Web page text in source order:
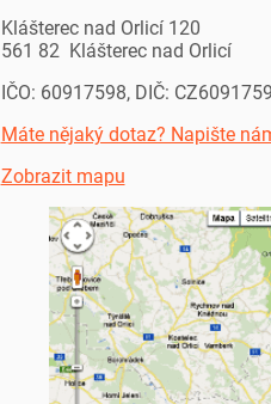
Klášterec nad Orlicí 120
561 82 Klášterec nad Orlicí
IČO: 60917598, DIČ:
Máte nějaký dotaz? Napište
Zobrazit mapu